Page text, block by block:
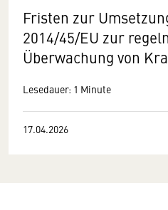
Fristen zur
2014/45/EU zur
Überwachung von
Lesedauer: 1 Minute
17.04.2026